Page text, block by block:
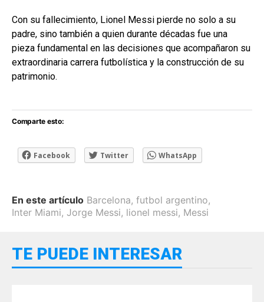
Con su fallecimiento, Lionel Messi pierde no solo a su
padre, sino también a quien durante décadas fue una
pieza fundamental en las decisiones que acompañaron su
extraordinaria carrera futbolística y la construcción de su
patrimonio.
Comparte esto:
Facebook Twitter WhatsApp
En este artículo Barcelona, futbol argentino,
Inter Miami, Jorge Messi, lionel messi, Messi
TE PUEDE INTERESAR